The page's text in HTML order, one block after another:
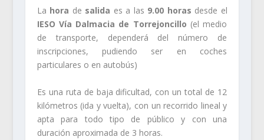
La hora de salida es a las 9.00 horas desde el
IESO Vía Dalmacia de Torrejoncillo (el medio
de transporte, dependerá del número de
inscripciones, pudiendo ser en coches
particulares o en autobús)
Es una ruta de baja dificultad, con un total de 12
kilómetros (ida y vuelta), con un recorrido lineal y
apta para todo tipo de público y con una
duración aproximada de 3 horas.